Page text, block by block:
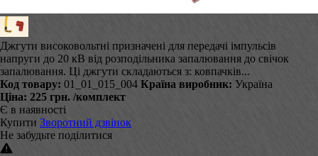
Джгути високовольтні призначені для передачі імпульсів
напруги до 20 кВ від розподільника запалювання до свічок
запалювання. Ці джгути складаються з: ковпачків...
Код товару: 01_01_015_004 Країна виробник: Україна
Ціна: 225 грн. /комплект
Є в наявності
Купити Зворотний дзвінок
Не забудьте поділитися